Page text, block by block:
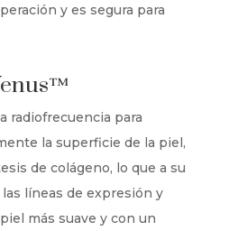
y es segura para
radiofrecuencia para
la superficie de la piel,
de colágeno, lo que a su
líneas de expresión y
más suave y con un